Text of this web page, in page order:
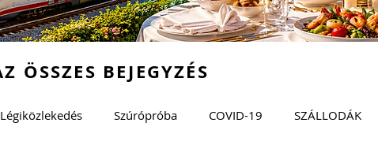
ÖSSZES BEJEGYZÉS
Légiközlekedés Szúrópróba COVID-19 SZÁLLODÁK